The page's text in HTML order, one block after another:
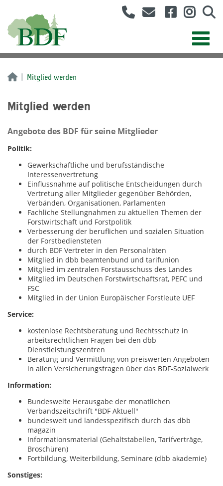
Mitglied werden
Mitglied werden
Angebote des BDF für seine Mitglieder
Politik:
Gewerkschaftliche und berufsständische
Interessenvertretung
Einflussnahme auf politische Entscheidungen durch
Vertretung aller Mitglieder gegenüber Behörden,
Verbänden, Organisationen, Parlamenten
Fachliche Stellungnahmen zu aktuellen Themen der
Forstwirtschaft und Forstpolitik
Verbesserung der beruflichen und sozialen Situation
der Forstbediensteten
durch BDF Vertreter in den Personalräten
Mitglied in dbb beamtenbund und tarifunion
Mitglied im zentralen Forstausschuss des Landes
Mitglied im Deutschen Forstwirtschaftsrat, PEFC und
FSC
Mitglied in der Union Europäischer Forstleute UEF
Service:
kostenlose Rechtsberatung und Rechtsschutz in
arbeitsrechtlichen Fragen bei den dbb
Dienstleistungszentren
Beratung und Vermittlung von preiswerten Angeboten
in allen Versicherungsfragen über das BDF-Sozialwerk
Information:
Bundesweite Herausgabe der monatlichen
Verbandszeitschrift "BDF Aktuell"
bundesweit und landesspezifisch durch das dbb
magazin
Informationsmaterial (Gehaltstabellen, Tarifverträge,
Broschüren)
Fortbildung, Weiterbildung, Seminare (dbb akademie)
Sonstiges: